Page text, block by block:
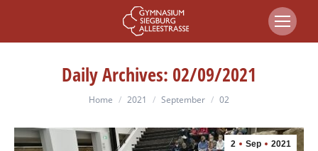
Daily Archives: 02/09/2021
You are here:
Home 2021 September 02
2 Sep 2021